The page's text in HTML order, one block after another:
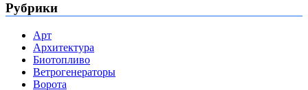
Рубрики
Арт
Архитектура
Биотопливо
Ветрогенераторы
Ворота